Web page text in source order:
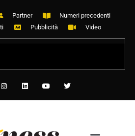
Partner
Numeri precedenti
Pubblicità Video